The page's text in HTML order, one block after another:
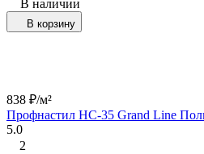
В наличии
В корзину
838 ₽/м²
Профнастил НС-35 Grand Line
5.0
2